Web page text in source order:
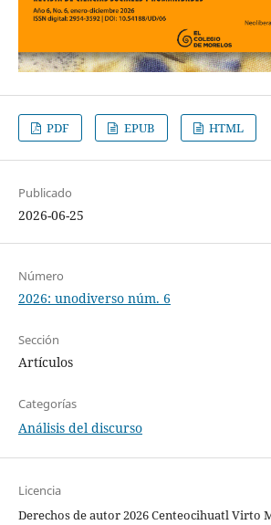
PDF EPUB HTML
Publicado
2026-06-25
Número
2026: unodiverso núm. 6
Sección
Artículos
Categorías
Análisis del discurso
Licencia
Derechos de autor 2026 Centeocihuatl Virto